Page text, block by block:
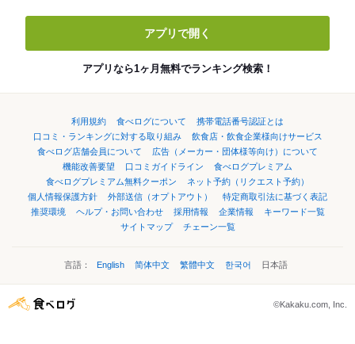
アプリで開く
アプリなら1ヶ月無料でランキング検索！
利用規約 食べログについて
携帯電話番号認証とは
口コミ・ランキングに対する取り組み
飲食店・飲食企業様向けサービス
食べログ店舗会員について
広告（メーカー・団体様等向け）について
機能改善要望
口コミガイドライン
食べログプレミアム
食べログプレミアム無料クーポン
ネット予約（リクエスト予約）
個人情報保護方針
外部送信（オプトアウト）
特定商取引法に基づく表記
推奨環境
ヘルプ・お問い合わせ 採用情報 企業情報
キーワード一覧
サイトマップ
チェーン一覧
言語： English 简体中文 繁體中文 한국어 日本語
©Kakaku.com, Inc.